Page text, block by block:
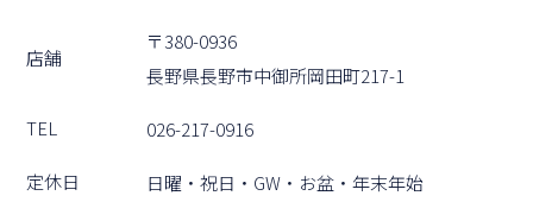
店舗
〒380-0936
⻑野県⻑野市中御所岡⽥町217-1
TEL 026-217-0916
定休⽇ ⽇曜・祝⽇・GW・お盆・年末年始